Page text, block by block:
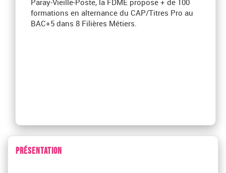
Paray-Vieille-Poste, la FDME propose + de 100
formations en alternance du CAP/Titres Pro au
BAC+5 dans 8 Filières Métiers.
PRÉSENTATION